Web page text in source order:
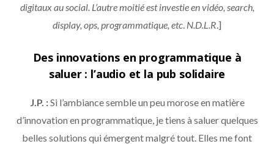
digitaux au social. L’autre moitié est investie en vidéo, search,
display, ops, programmatique, etc N.D.L.R .]
Des innovations en programmatique à
saluer : l’audio et la pub solidaire
J.P. :Si l’ambiance semble un peu morose en matière
d’innovation en programmatique, je tiens à saluer quelques
belles solutions qui émergent malgré tout. Elles me font